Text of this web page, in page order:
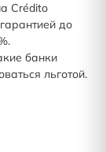
Crédito
до
банки
льготой.